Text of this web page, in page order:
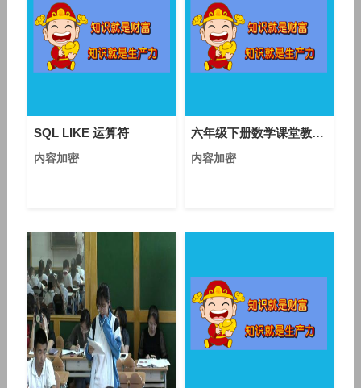
SQL LIKE 运算符
内容加密
六年级下册数学课堂教学视频-第三单元：圆柱的认识-人教版（孟慧丽）
内容加密